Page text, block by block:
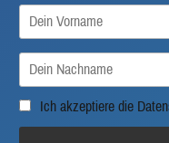
Ich akzeptiere die